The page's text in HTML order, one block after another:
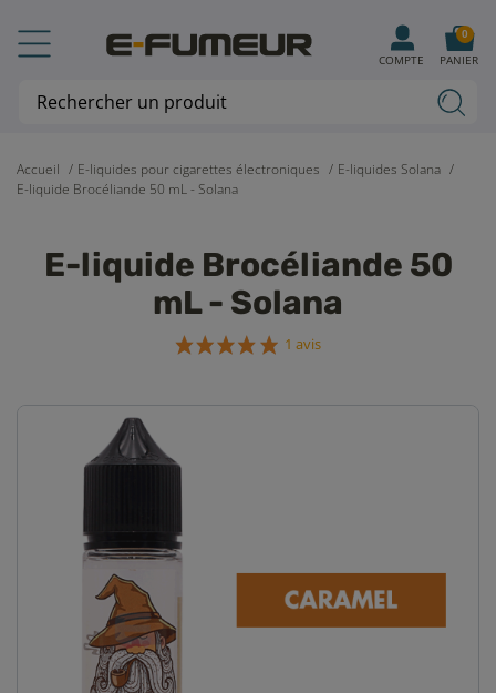
Accueil E-liquides pour cigarettes électroniques
E-liquides Solana
E-liquide Brocéliande 50 mL - Solana
E-liquide Brocéliande 50
mL - Solana
1 avis
COMPTE PANIER
0